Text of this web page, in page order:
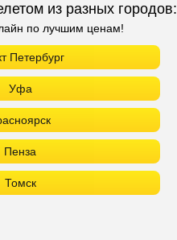
из разных городов:
по лучшим ценам!
Петербург
Уфа
Пенза
Томск